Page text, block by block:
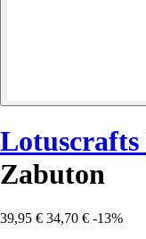
Lotuscrafts
Zabuton
39,95 € 34,70 € -13%